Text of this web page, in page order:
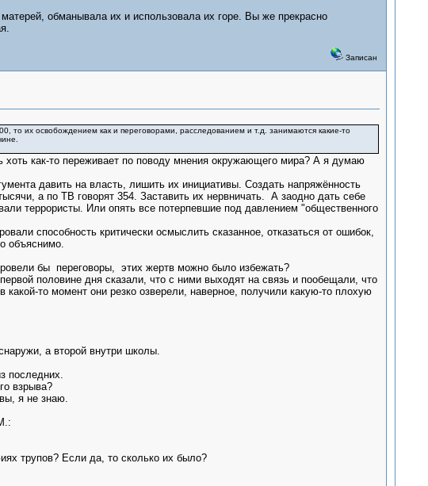
обманывала их и использовала их горе. Вы же прекрасно
Записан
то их освобождением как и переговорами, расследованием и т.д. занимаются какие-то
как-то переживает по поводу мнения окружающего мира? А я думаю
давить на власть, лишить их инициативы. Создать напряжённость
а по ТВ говорят 354. Заставить их нервничать. А заодно дать себе
террористы. Или опять все потерпевшие под давлением "общественного
способность критически осмыслить сказанное, отказаться от ошибок,
объяснимо.
бы переговоры, этих жертв можно было избежать?
половине дня сказали, что с ними выходят на связь и пообещали, что
то момент они резко озверели, наверное, получили какую-то плохую
а второй внутри школы.
последних.
взрыва?
я не знаю.
трупов? Если да, то сколько их было?